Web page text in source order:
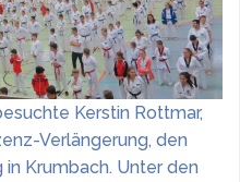
Kerstin Rottmar,
Verlängerung, den
Krumbach. Unter den